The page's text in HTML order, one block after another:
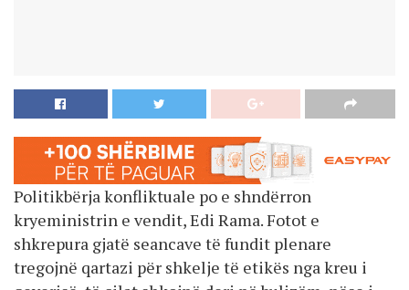
Politikbërja konfliktuale po e shndërron
kryeministrin e vendit, Edi Rama. Fotot e
shkrepura gjatë seancave të fundit plenare
tregojnë qartazi për shkelje të etikës nga kreu i